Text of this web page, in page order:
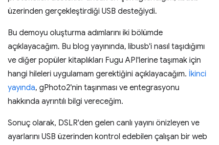
üzerinden gerçekleştirdiği USB desteğiydi.
Bu demoyu oluşturma adımlarını iki bölümde
açıklayacağım. Bu blog yayınında, libusb'i nasıl taşıdığımı
ve diğer popüler kitaplıkları Fugu API'lerine taşımak için
hangi hileleri uygulamam gerektiğini açıklayacağım. İkinci
yayında, gPhoto2'nin taşınması ve entegrasyonu
hakkında ayrıntılı bilgi vereceğim.
Sonuç olarak, DSLR'den gelen canlı yayını önizleyen ve
ayarlarını USB üzerinden kontrol edebilen çalışan bir web